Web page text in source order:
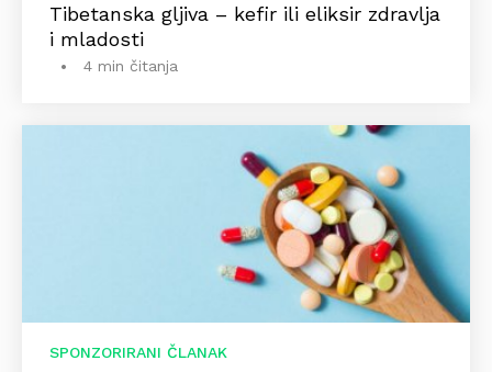
Tibetanska gljiva – kefir ili eliksir zdravlja
i mladosti
4 min čitanja
SPONZORIRANI ČLANAK